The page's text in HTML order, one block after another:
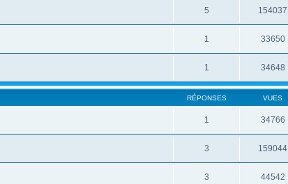
5 154037
1 33650
1 34648
RÉPONSES VUES
1 34766
3 159044
3 44542